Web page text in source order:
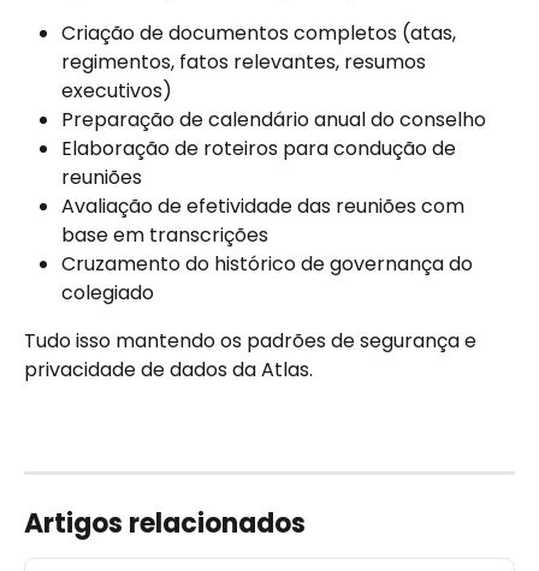
Criação de documentos completos (atas,
regimentos, fatos relevantes, resumos
executivos)
Preparação de calendário anual do conselho
Elaboração de roteiros para condução de
reuniões
Avaliação de efetividade das reuniões com
base em transcrições
Cruzamento do histórico de governança do
colegiado
Tudo isso mantendo os padrões de segurança e
privacidade de dados da Atlas.
Artigos relacionados